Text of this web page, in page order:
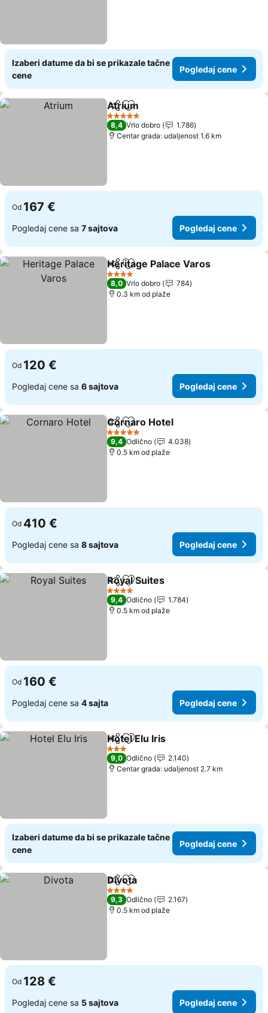
Izaberi datume da bi se prikazale tačne
cene
Pogledaj cene
Deli Dodati u favorite
Atrium
5 Zvezdice
8,4 Vrlo dobro
1.786
Centar grada: udaljenost 1.6 km
Od 167 €
Pogledaj cene sa 7 sajtova Pogledaj cene
Deli Dodati u favorite
Heritage Palace Varos
4 Zvezdice
8,0 Vrlo dobro
784
0.3 km od plaže
Od 120 €
Pogledaj cene sa 6 sajtova Pogledaj cene
Deli Dodati u favorite
Cornaro Hotel
5 Zvezdice
9,4 Odlično
4.038
0.5 km od plaže
Od 410 €
Pogledaj cene sa 8 sajtova Pogledaj cene
Deli Dodati u favorite
Royal Suites
4 Zvezdice
9,4 Odlično
1.784
0.5 km od plaže
Od 160 €
Pogledaj cene sa 4 sajta Pogledaj cene
Deli Dodati u favorite
Hotel Elu Iris
3 Zvezdice
9,0 Odlično
2.140
Centar grada: udaljenost 2.7 km
Izaberi datume da bi se prikazale tačne
cene
Pogledaj cene
Deli Dodati u favorite
Divota
4 Zvezdice
9,3 Odlično
2.167
0.5 km od plaže
Od 128 €
Pogledaj cene sa 5 sajtova Pogledaj cene